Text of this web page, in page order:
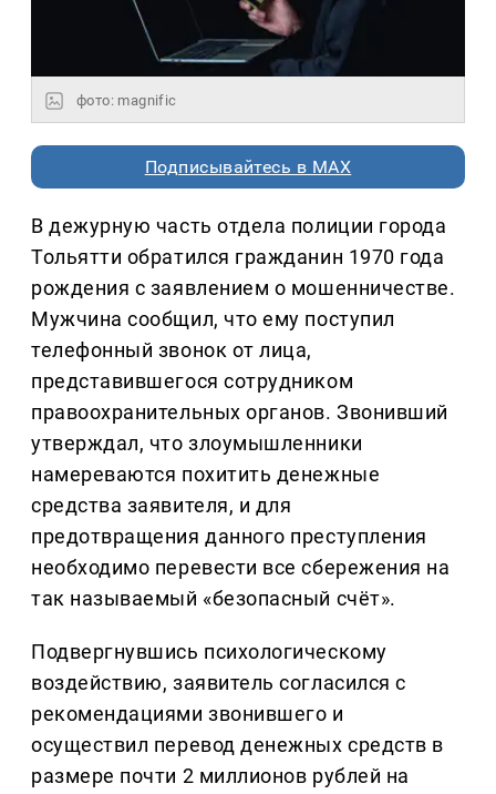
фото: magnific
Подписывайтесь в MAX
В дежурную часть отдела полиции города
Тольятти обратился гражданин 1970 года
рождения с заявлением о мошенничестве.
Мужчина сообщил, что ему поступил
телефонный звонок от лица,
представившегося сотрудником
правоохранительных органов. Звонивший
утверждал, что злоумышленники
намереваются похитить денежные
средства заявителя, и для
предотвращения данного преступления
необходимо перевести все сбережения на
так называемый «безопасный счёт».
Подвергнувшись психологическому
воздействию, заявитель согласился с
рекомендациями звонившего и
осуществил перевод денежных средств в
размере почти 2 миллионов рублей на